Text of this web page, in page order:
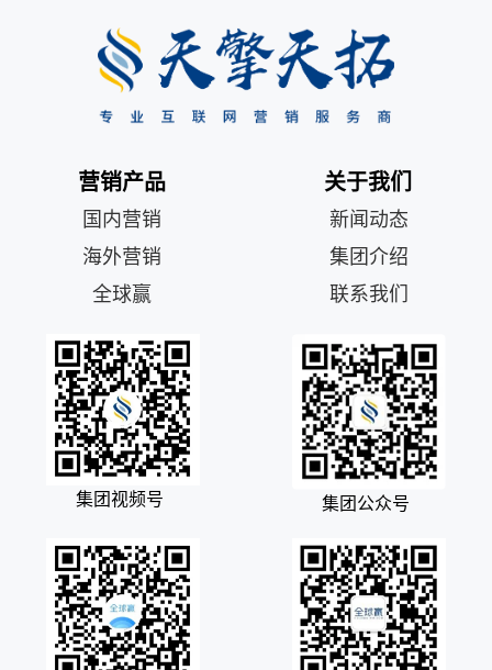
营销产品
国内营销
海外营销
全球赢
关于我们
新闻动态
集团介绍
联系我们
集团视频号 集团公众号